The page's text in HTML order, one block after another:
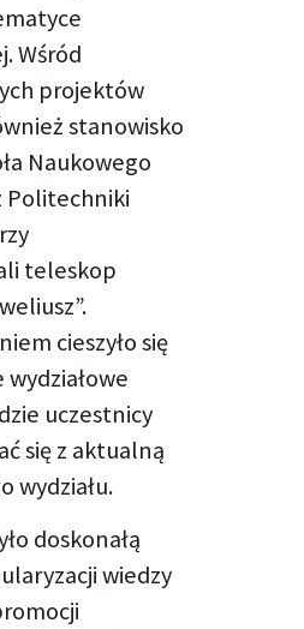
Wśród
projektów
stanowisko
Naukowego
Politechniki
teleskop
cieszyło się
uczestnicy
się z aktualną
wydziału.
doskonałą
wiedzy